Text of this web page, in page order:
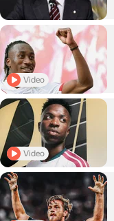
Video
Video